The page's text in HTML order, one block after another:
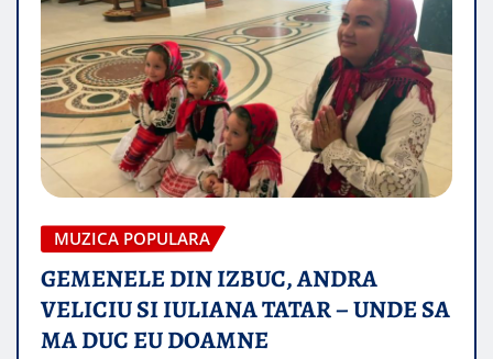
MUZICA POPULARA
GEMENELE DIN IZBUC, ANDRA
VELICIU SI IULIANA TATAR – UNDE SA
MA DUC EU DOAMNE